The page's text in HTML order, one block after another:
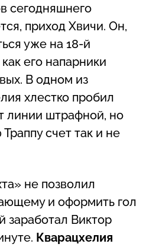
сегодняшнего
приход Хвичи. Он,
уже на 18-й
его напарники
В одном из
хлестко пробил
линии штрафной, но
счет так и не
не позволил
и оформить гол
заработал Виктор
Кварацхелия